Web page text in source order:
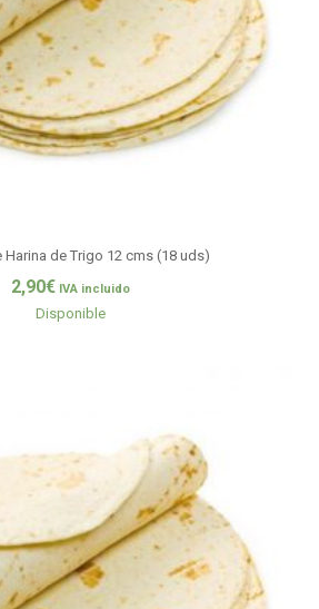
Harina de Trigo 12 cms (18 uds)
2,90€ IVA incluido
Disponible